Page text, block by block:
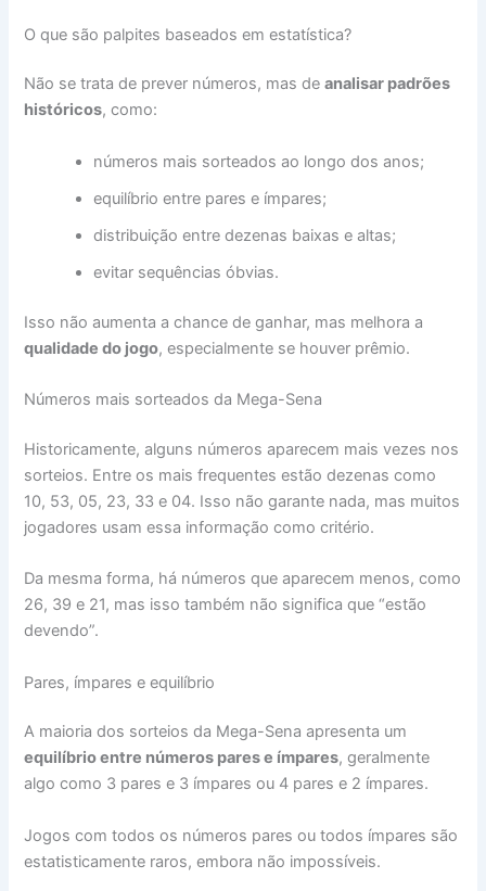
O que são palpites baseados em estatística?
Não se trata de prever números, mas deanalisar padrões
históricos, como:
números mais sorteados ao longo dos anos;
equilíbrio entre pares e ímpares;
distribuição entre dezenas baixas e altas;
evitar sequências óbvias.
Isso não aumenta a chance de ganhar, mas melhora a
qualidade do jogo, especialmente se houver prêmio.
Números mais sorteados da Mega-Sena
Historicamente, alguns números aparecem mais vezes nos
sorteios. Entre os mais frequentes estão dezenas como
10, 53, 05, 23, 33 e 04. Isso não garante nada, mas muitos
jogadores usam essa informação como critério.
Da mesma forma, há números que aparecem menos, como
26, 39 e 21, mas isso também não significa que “estão
devendo”.
Pares, ímpares e equilíbrio
A maioria dos sorteios da Mega-Sena apresenta um
equilíbrio entre números pares e ímpares, geralmente
algo como 3 pares e 3 ímpares ou 4 pares e 2 ímpares.
Jogos com todos os números pares ou todos ímpares são
estatisticamente raros, embora não impossíveis.